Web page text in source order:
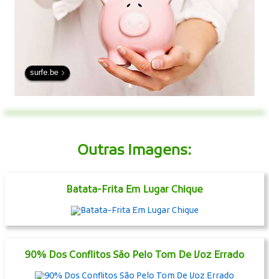
surfe.be
Outras Imagens:
Batata-Frita Em Lugar Chique
90% Dos Conflitos São Pelo Tom De Voz Errado